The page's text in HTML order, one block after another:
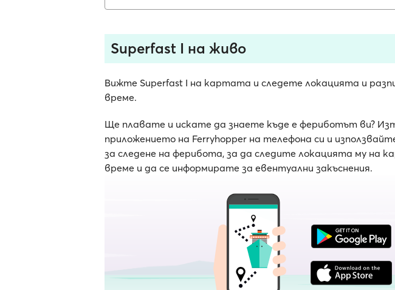
Superfast I на живо
Вижте Superfast I на картата и следете локацията и
време.
Ще плавате и искате да знаете къде е фериботът ви?
приложението на Ferryhopper на телефона си и
за следене на ферибота, за да следите локацията му на
време и да се информирате за евентуални закъснения.